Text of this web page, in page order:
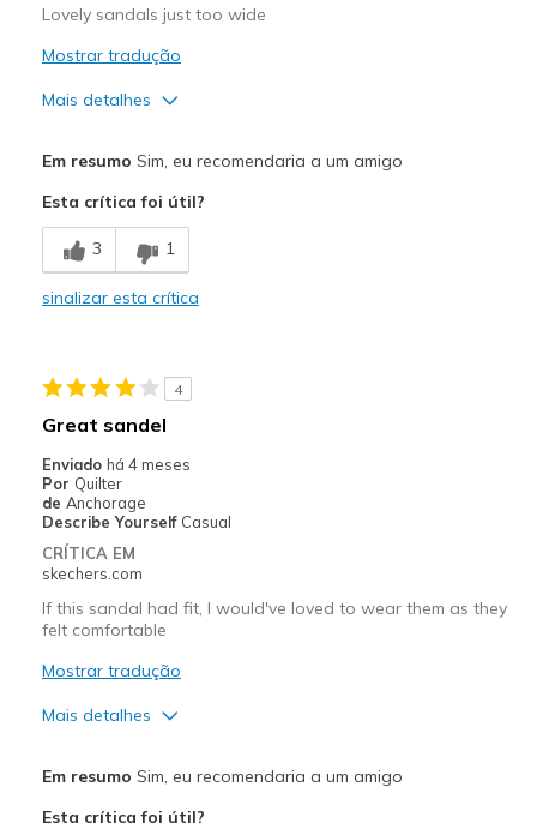
Lovely sandals just too wide
Mostrar tradução
Mais detalhes
Comfortable
Stylish
Special Occasions
Width
Sizing
Em resumo Sim, eu recomendaria a um amigo
Esta crítica foi útil?
3 1
sinalizar esta crítica
4
Great sandel
Enviado há 4 meses
Por Quilter
de Anchorage
Describe Yourself Casual
CRÍTICA EM
skechers.com
If this sandal had fit, I would've loved to wear them as they
felt comfortable
Mostrar tradução
Mais detalhes
Em resumo Sim, eu recomendaria a um amigo
Esta crítica foi útil?